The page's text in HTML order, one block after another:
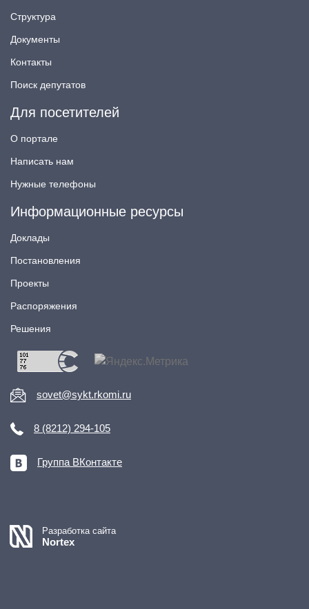
Структура
Документы
Контакты
Поиск депутатов
Для посетителей
О портале
Написать нам
Нужные телефоны
Информационные ресурсы
Доклады
Постановления
Проекты
Распоряжения
Решения
sovet@sykt.rkomi.ru
8 (8212) 294-105
Группа ВКонтакте
Разработка сайта
Nortex